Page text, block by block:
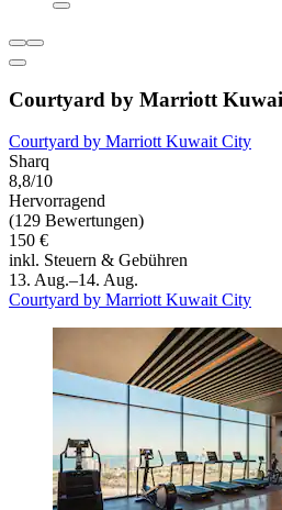
Courtyard by Marriott
Courtyard by Marriott Kuwait City
Sharq
8,8/10
Hervorragend
(129 Bewertungen)
150 €
inkl. Steuern & Gebühren
13. Aug.–14. Aug.
Courtyard by Marriott Kuwait City